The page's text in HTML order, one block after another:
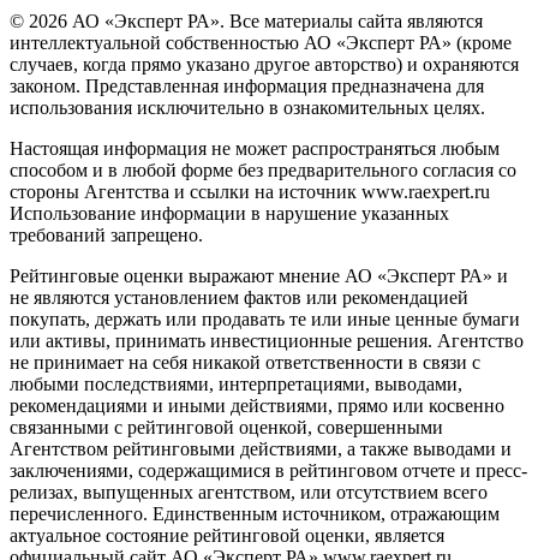
© 2026 АО «Эксперт РА». Все материалы сайта являются
интеллектуальной собственностью АО «Эксперт РА» (кроме
случаев, когда прямо указано другое авторство) и охраняются
законом. Представленная информация предназначена для
использования исключительно в ознакомительных целях.
Настоящая информация не может распространяться любым
способом и в любой форме без предварительного согласия со
стороны Агентства и ссылки на источник www.raexpert.ru
Использование информации в нарушение указанных
требований запрещено.
Рейтинговые оценки выражают мнение АО «Эксперт РА» и
не являются установлением фактов или рекомендацией
покупать, держать или продавать те или иные ценные бумаги
или активы, принимать инвестиционные решения. Агентство
не принимает на себя никакой ответственности в связи с
любыми последствиями, интерпретациями, выводами,
рекомендациями и иными действиями, прямо или косвенно
связанными с рейтинговой оценкой, совершенными
Агентством рейтинговыми действиями, а также выводами и
заключениями, содержащимися в рейтинговом отчете и пресс-
релизах, выпущенных агентством, или отсутствием всего
перечисленного. Единственным источником, отражающим
актуальное состояние рейтинговой оценки, является